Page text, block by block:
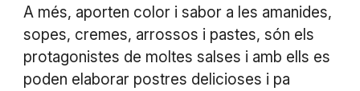
A més, aporten color i sabor a les amanides,
sopes, cremes, arrossos i pastes, són els
protagonistes de moltes salses i amb ells es
poden elaborar postres delicioses i pa